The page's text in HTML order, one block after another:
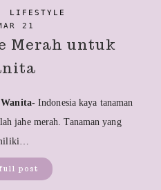
LIFESTYLE
21
Merah untuk
Wanita-Indonesia kaya tanaman
jahe merah. Tanaman yang
post